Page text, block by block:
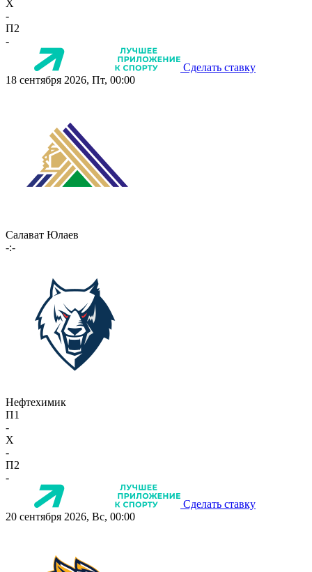
X
-
П2
-
Сделать ставку
18 сентября 2026, Пт, 00:00
Салават Юлаев
-:-
Нефтехимик
П1
-
X
-
П2
-
Сделать ставку
20 сентября 2026, Вс, 00:00